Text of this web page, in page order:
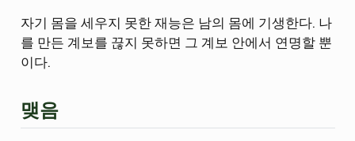
자기 몸을 세우지 못한 재능은 남의 몸에 기생한다. 나
를 만든 계보를 끊지 못하면 그 계보 안에서 연명할 뿐
이다.
맺음